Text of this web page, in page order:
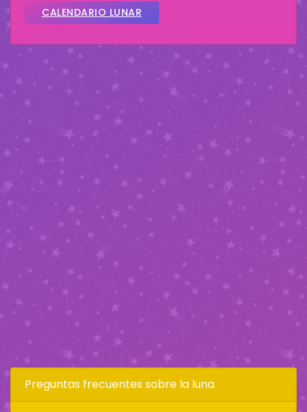
CALENDARIO LUNAR
Preguntas frecuentes sobre la luna